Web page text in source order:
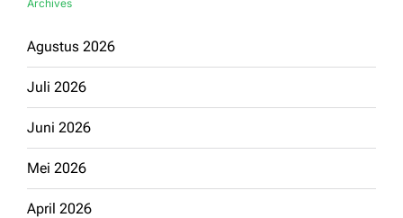
Archives
Agustus 2026
Juli 2026
Juni 2026
Mei 2026
April 2026